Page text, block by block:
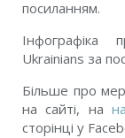
посиланням.
Інфографіка
Ukrainians за
Більше про
на сайті, на
сторінці у